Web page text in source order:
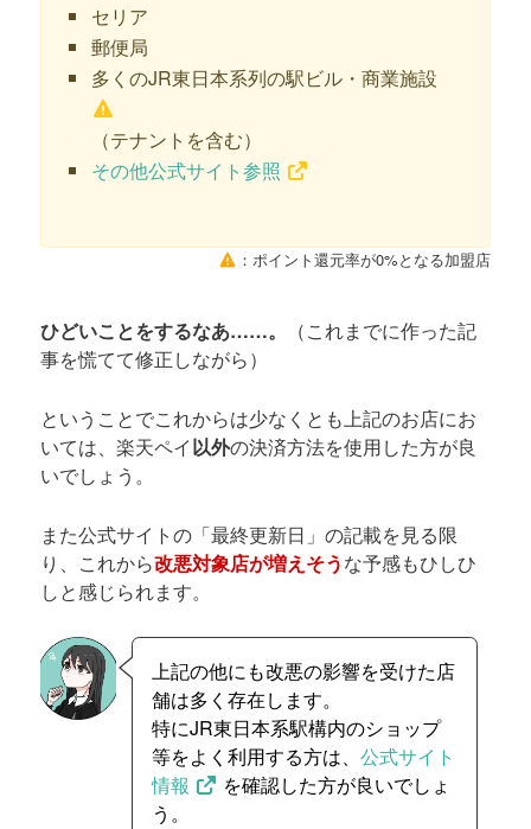
セリア
郵便局
多くのJR東日本系列の駅ビル・商業施設
（テナントを含む）
その他公式サイト参照
：ポイント還元率が0%となる加盟店
ひどいことをするなあ……。
（これまでに作った記
事を慌てて修正しながら）
ということでこれからは少なくとも上記のお店にお
いては、楽天ペイ以外の決済方法を使用した方が良
いでしょう。
また公式サイトの「最終更新日」の記載を見る限
り、これから改悪対象店が増えそうな予感もひしひ
しと感じられます。
上記の他にも改悪の影響を受けた店
舗は多く存在します。
特にJR東日本系駅構内のショップ
等をよく利用する方は、 公式サイト
情報
を確認した方が良いでしょ
う。